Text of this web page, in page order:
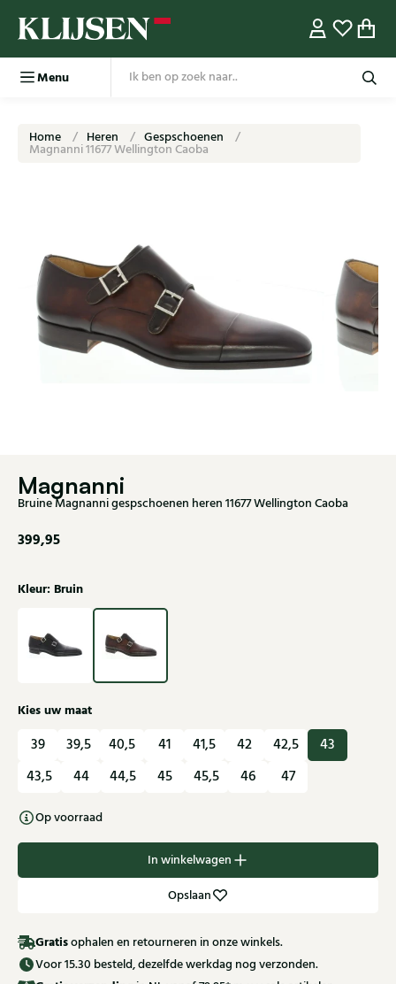
Menu
Home Heren Gespschoenen
Magnanni 11677 Wellington Caoba
Magnanni
Bruine Magnanni gespschoenen heren 11677 Wellington Caoba
399,95
Kleur: Bruin
Kies uw maat
39 39,5 40,5 41 41,5 42 42,5
43
43,5
44 44,5 45 45,5 46 47
Op voorraad
In winkelwagen
Opslaan
Gratisophalen en retourneren in onze winkels.
Voor 15.30 besteld, dezelfde werkdag nog verzonden.